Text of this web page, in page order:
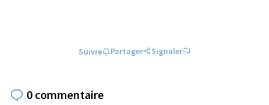
Suivre Partager Signaler
0 commentaire